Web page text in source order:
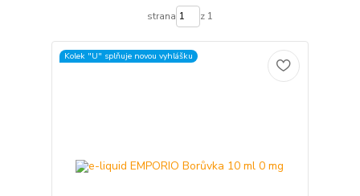
strana z 1
Kolek "U" splňuje novou vyhlášku